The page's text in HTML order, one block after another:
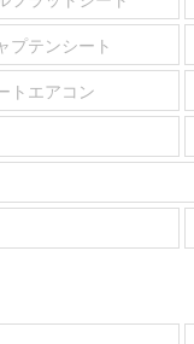
プテンシート
トエアコン